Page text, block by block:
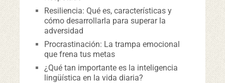
Resiliencia: Qué es, características y
cómo desarrollarla para superar la
adversidad
Procrastinación: La trampa emocional
que frena tus metas
¿Qué tan importante es la inteligencia
lingüística en la vida diaria?